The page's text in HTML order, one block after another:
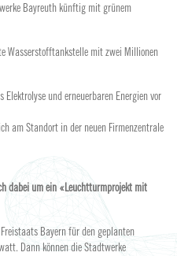
Bayreuth künftig mit grünem
Wasserstofftankstelle mit zwei Millionen
und erneuerbaren Energien vor
am Standort in der neuen Firmenzentrale
dabei um ein «Leuchtturmprojekt mit
Bayern für den geplanten
Dann können die Stadtwerke